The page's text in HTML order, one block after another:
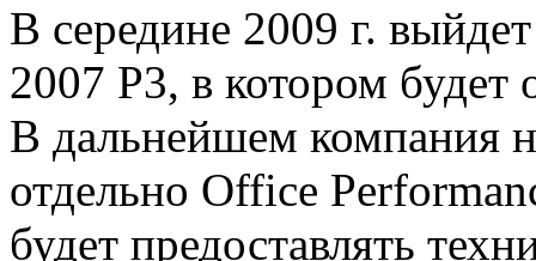
В середине 2009 г.
2007 P3, в котором будет
В дальнейшем компания
отдельно Office
будет предоставлять